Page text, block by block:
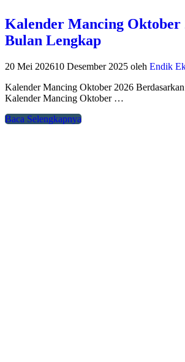
Kalender Mancing Oktober
Bulan Lengkap
20 Mei 202610 Desember 2025 oleh Endik
Kalender Mancing Oktober 2026
Kalender Mancing Oktober …
Baca Selengkapnya